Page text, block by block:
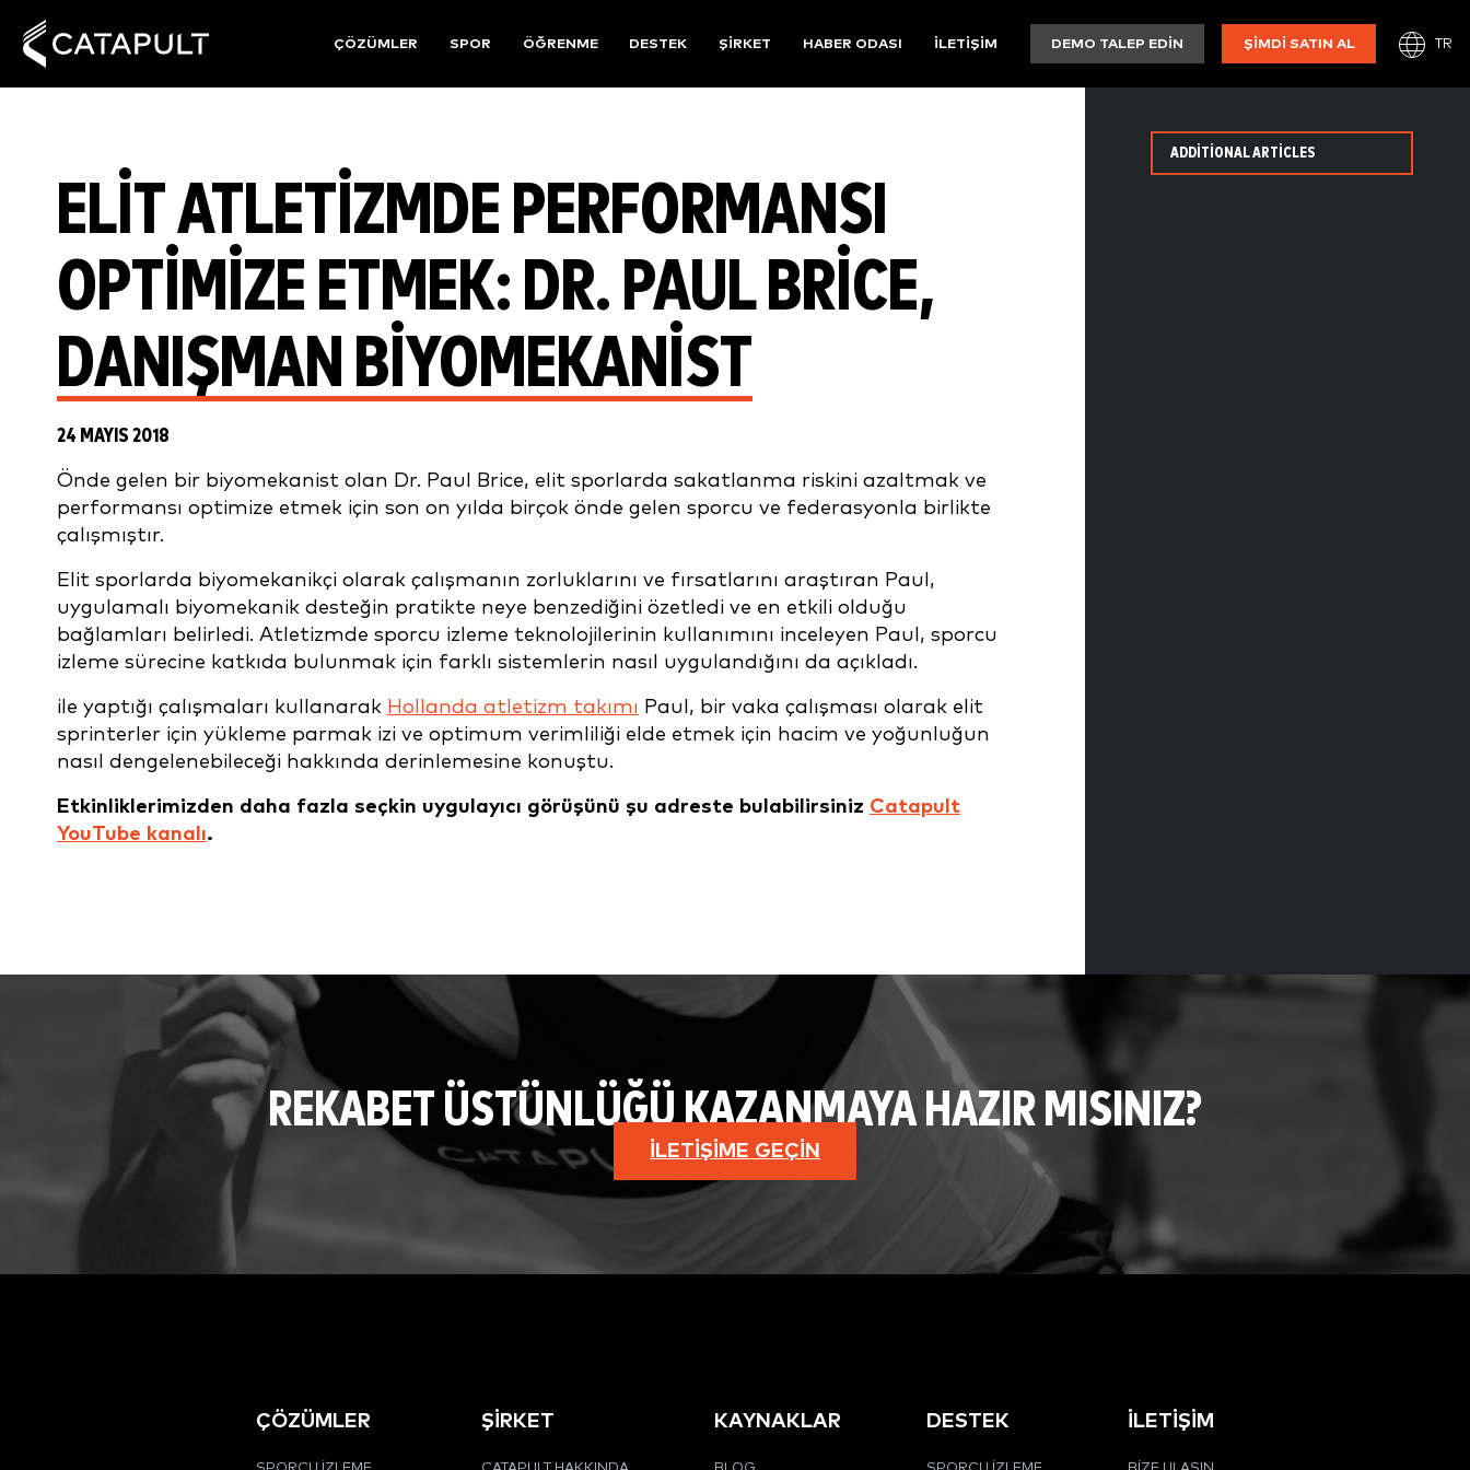
ÇÖZÜMLER SPOR ÖĞRENME DESTEK ŞIRKET HABER ODASI İLETIŞIM DEMO TALEP EDIN ŞIMDI SATIN AL TR
ELIT ATLETIZMDE PERFORMANSI
OPTIMIZE ETMEK: DR. PAUL BRICE,
DANIŞMAN BIYOMEKANIST
24 MAYIS 2018
Önde gelen bir biyomekanist olan Dr. Paul Brice, elit sporlarda sakatlanma riskini azaltmak ve
performansı optimize etmek için son on yılda birçok önde gelen sporcu ve federasyonla birlikte
çalışmıştır.
Elit sporlarda biyomekanikçi olarak çalışmanın zorluklarını ve fırsatlarını araştıran Paul,
uygulamalı biyomekanik desteğin pratikte neye benzediğini özetledi ve en etkili olduğu
bağlamları belirledi. Atletizmde sporcu izleme teknolojilerinin kullanımını inceleyen Paul, sporcu
izleme sürecine katkıda bulunmak için farklı sistemlerin nasıl uygulandığını da açıkladı.
ile yaptığı çalışmaları kullanarak Hollanda atletizm takımı Paul, bir vaka çalışması olarak elit
sprinterler için yükleme parmak izi ve optimum verimliliği elde etmek için hacim ve yoğunluğun
nasıl dengelenebileceği hakkında derinlemesine konuştu.
Etkinliklerimizden daha fazla seçkin uygulayıcı görüşünü şu adreste bulabilirsiniz Catapult
YouTube kanalı.
ADDITIONAL ARTICLES
REKABET ÜSTÜNLÜĞÜ KAZANMAYA HAZIR MISINIZ?
İLETIŞIME GEÇIN
ÇÖZÜMLER ŞİRKET KAYNAKLAR DESTEK İLETIŞIM